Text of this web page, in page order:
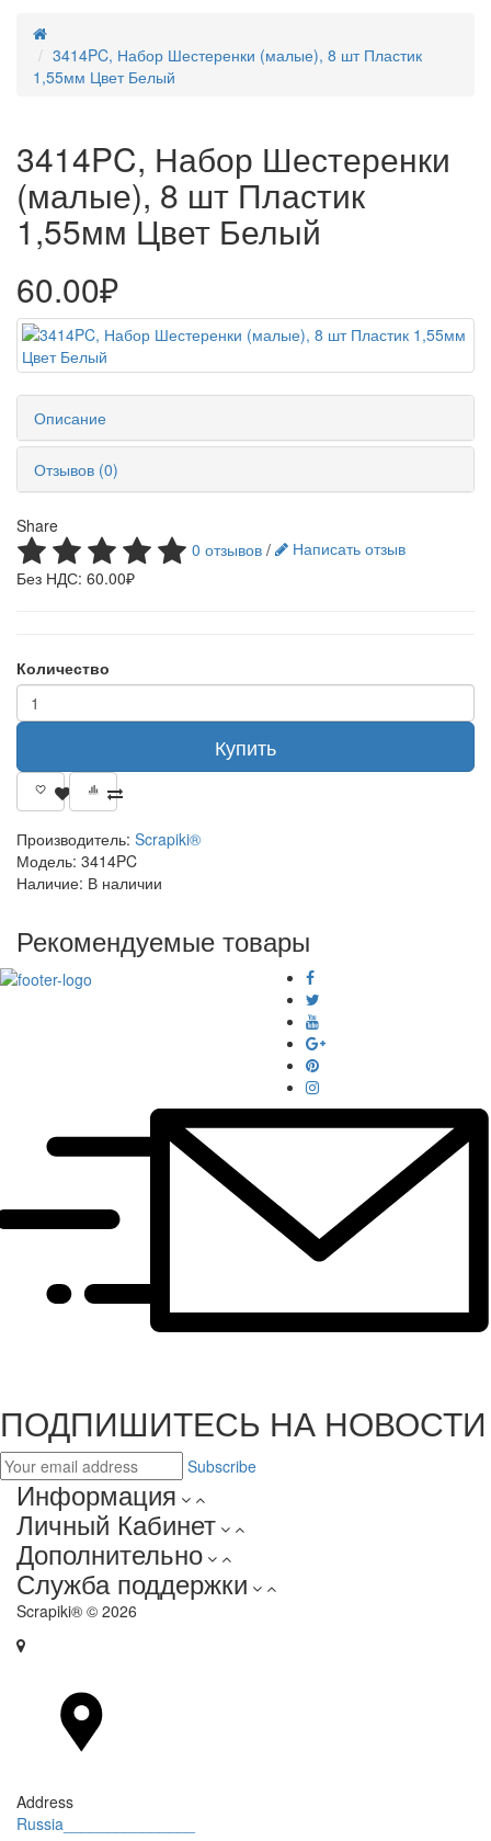
3414PC, Набор Шестеренки (малые), 8 шт Пластик
1,55мм Цвет Белый
3414PC, Набор Шестеренки
(малые), 8 шт Пластик
1,55мм Цвет Белый
60.00₽
Описание
Отзывов (0)
Share
0 отзывов /
Написать отзыв
Без НДС: 60.00₽
Количество
Купить
Производитель: Scrapiki®
Модель: 3414PC
Наличие: В наличии
Рекомендуемые товары
ПОДПИШИТЕСЬ НА НОВОСТИ
Subscribe
Информация
Личный Кабинет
Дополнительно
Служба поддержки
Scrapiki® © 2026
Address
Russia_______________